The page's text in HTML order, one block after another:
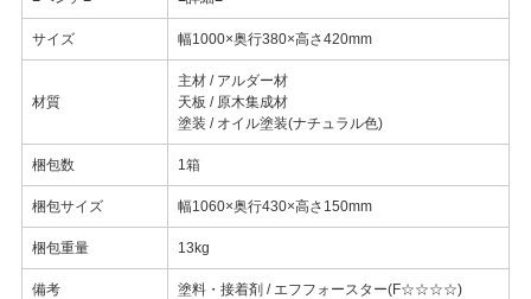
サイズ 幅1000×奥行380×高さ420mm
材質
主材 / アルダー材
天板 / 原木集成材
塗装 / オイル塗装(ナチュラル色)
梱包数 1箱
梱包サイズ 幅1060×奥行430×高さ150mm
梱包重量 13kg
備考 塗料・接着剤 / エフフォースター(F☆☆☆☆)